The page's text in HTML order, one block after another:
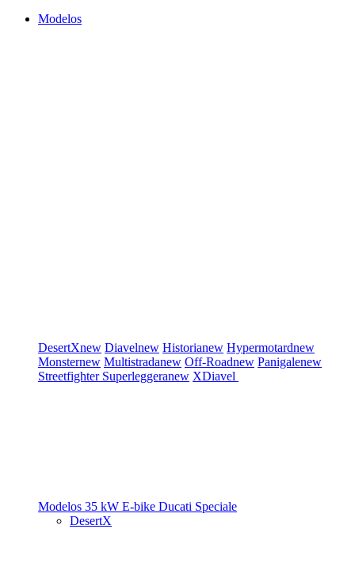
Modelos
DesertXnew Diavelnew Historianew Hypermotardnew
Monsternew Multistradanew Off-Roadnew Panigalenew
Streetfighter Superleggeranew XDiavel
Modelos 35 kW E-bike Ducati Speciale
DesertX